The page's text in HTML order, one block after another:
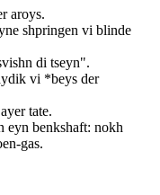
aroys.
shpringen vi blinde
di tseyn".
vi *beys der
tate.
eyn benkshaft: nokh
gas.